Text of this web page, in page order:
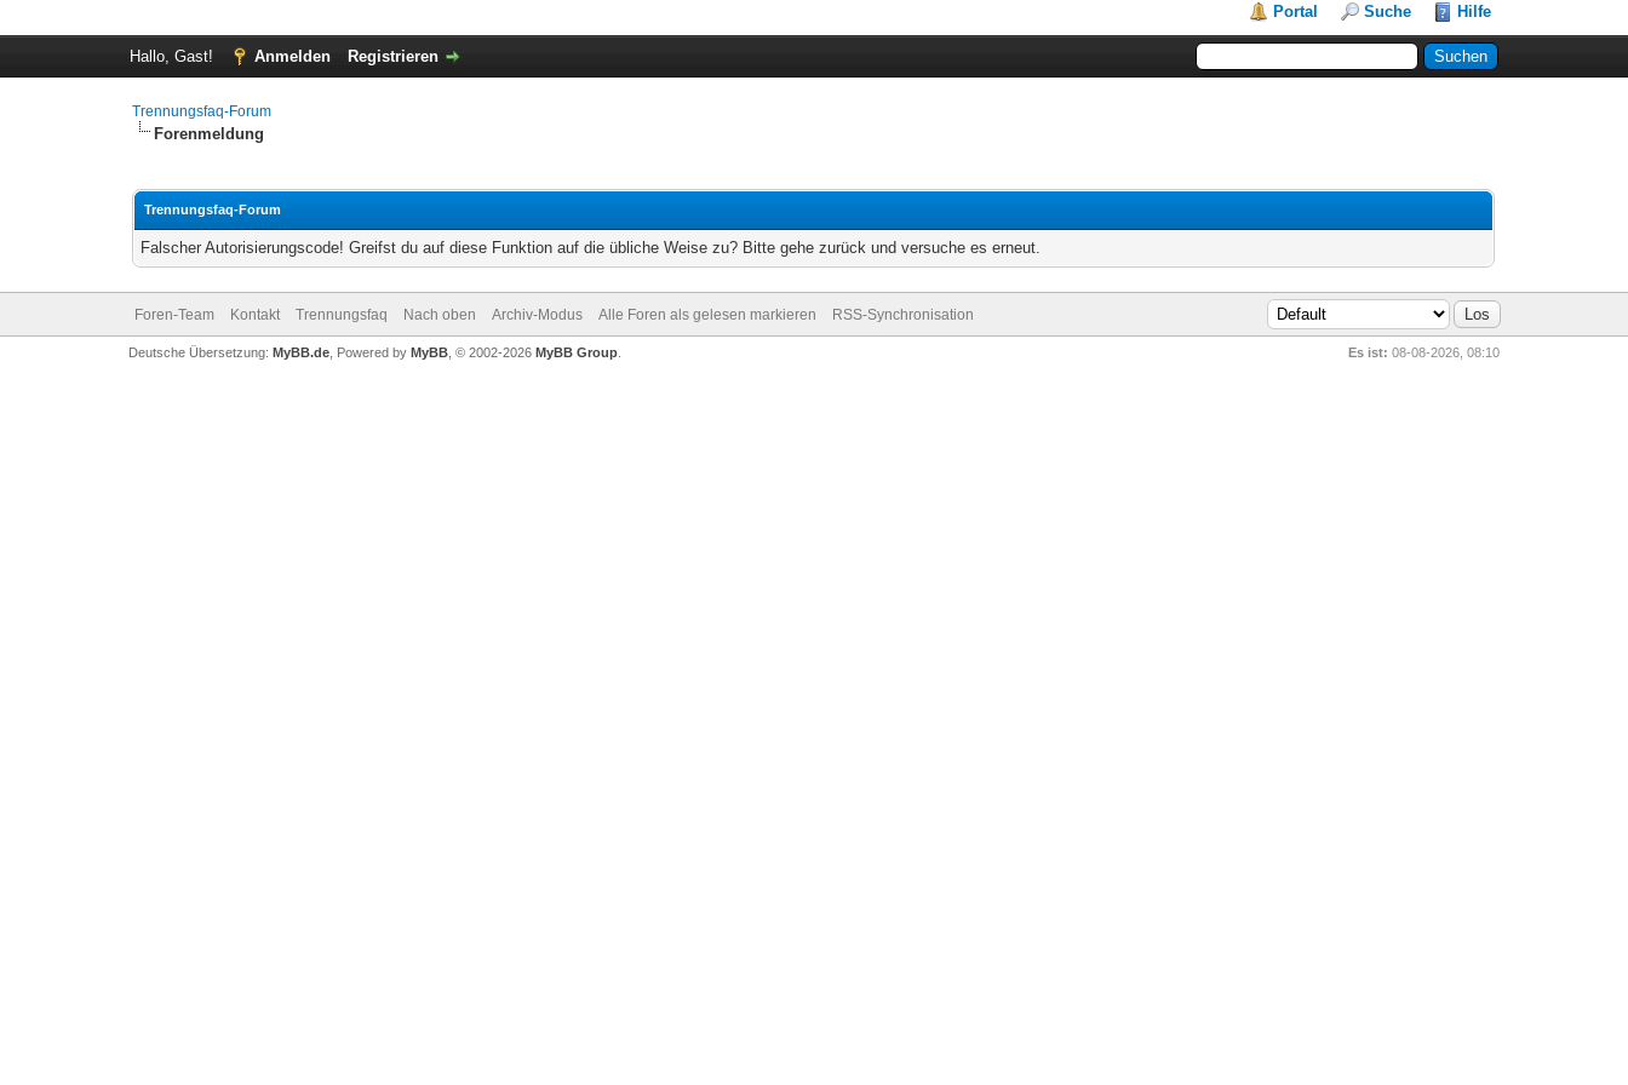
Portal Suche Hilfe
Hallo, Gast! Anmelden Registrieren
Trennungsfaq-Forum
Forenmeldung
Trennungsfaq-Forum
Falscher Autorisierungscode! Greifst du auf diese Funktion auf die übliche Weise zu? Bitte gehe zurück und versuche es erneut.
Foren-Team Kontakt Trennungsfaq Nach oben Archiv-Modus Alle Foren als gelesen markieren RSS-Synchronisation
Es ist: 08-08-2026, 08:10
Deutsche Übersetzung: MyBB.de, Powered by MyBB, © 2002-2026 MyBB Group.